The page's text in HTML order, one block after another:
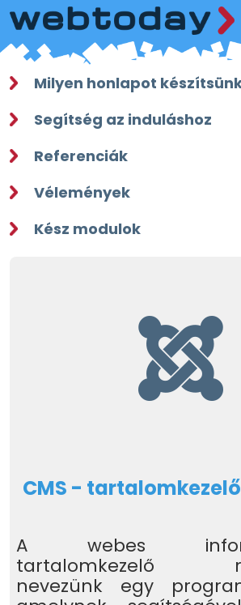
Milyen honlapot
Segítség az induláshoz
Referenciák
Vélemények
Kész modulok
CMS -
A webes
tartalomkezelő
nevezünk egy